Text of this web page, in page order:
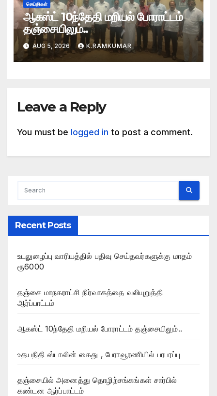
செய்திகள்
ஆகஸ்ட் 10ந்தேதி மறியல் போராட்டம்
தஞ்சையிலும்..
AUG 5, 2026 K.RAMKUMAR
Leave a Reply
You must be logged in to post a comment.
Recent Posts
உடலுழைப்பு வாரியத்தில் பதிவு செய்தவர்களுக்கு மாதம்
ரூ6000
தஞ்சை மாநகராட்சி நிர்வாகத்தை வலியுறுத்தி
ஆர்ப்பாட்டம்
ஆகஸ்ட் 10ந்தேதி மறியல் போராட்டம் தஞ்சையிலும்..
உதயநிதி ஸ்டாலின் கைது , பேராவூரணியில் பரபரப்பு
தஞ்சையில் அனைத்து தொழிற்சங்கங்கள் சார்பில்
கண்டன ஆர்ப்பாட்டம்